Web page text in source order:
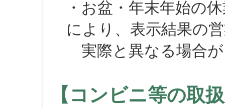
・お盆・年末年始の
により、表示結果の
実際と異なる場合が
【コンビニ等の取